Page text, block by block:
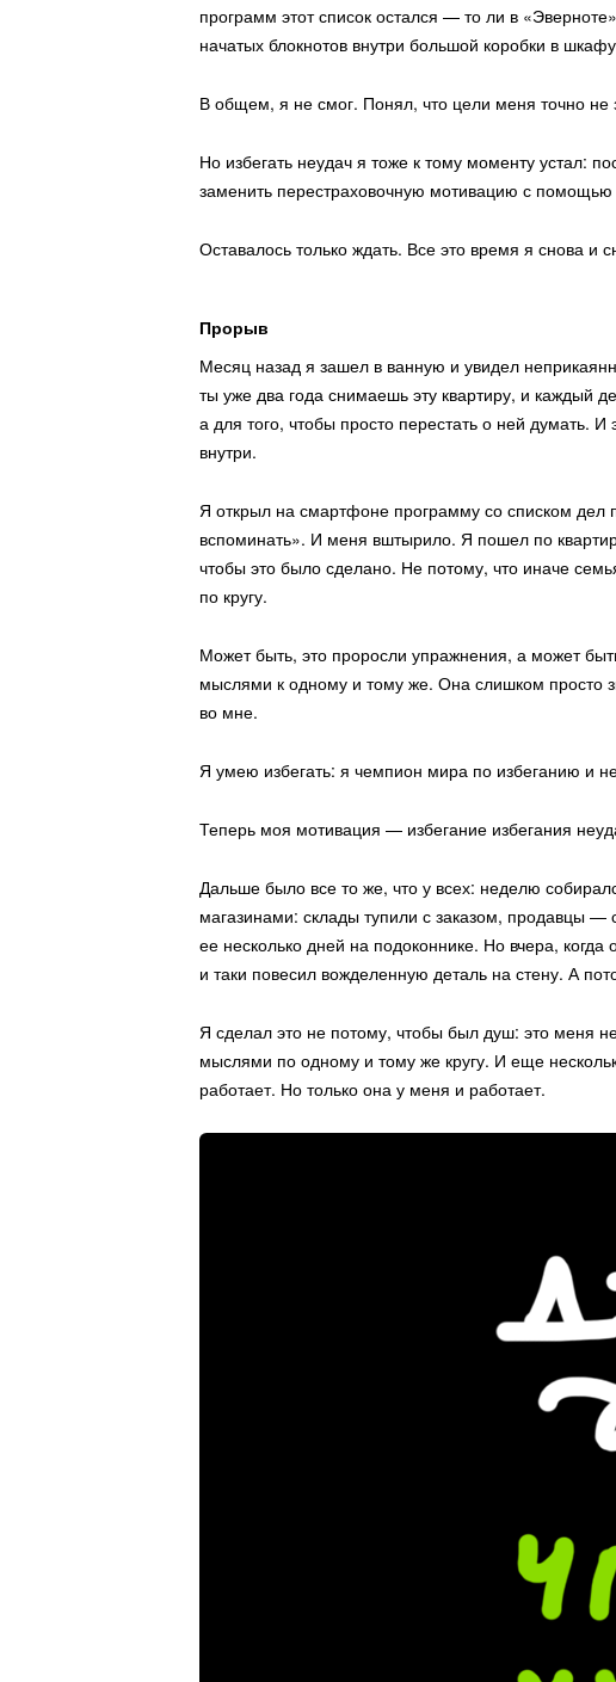
программ этот список остался — то ли в
начатых блокнотов внутри большой коробки в
В общем, я не смог. Понял, что цели меня точно не
Но избегать неудач я тоже к тому моменту устал:
заменить перестраховочную мотивацию с помощью
Оставалось только ждать. Все это время я снова и
Прорыв
Месяц назад я зашел в ванную и увидел
ты уже два года снимаешь эту квартиру, и каждый
а для того, чтобы просто перестать о ней думать.
внутри.
Я открыл на смартфоне программу со списком дел
вспоминать». И меня вштырило. Я пошел по
чтобы это было сделано. Не потому, что иначе
по кругу.
Может быть, это проросли упражнения, а может
мыслями к одному и тому же. Она слишком просто
во мне.
Я умею избегать: я чемпион мира по избеганию и
Теперь моя мотивация — избегание избегания
Дальше было все то же, что у всех: неделю
магазинами: склады тупили с заказом, продавцы —
ее несколько дней на подоконнике. Но вчера,
и таки повесил вожделенную деталь на стену. А
Я сделал это не потому, чтобы был душ: это меня
мыслями по одному и тому же кругу. И еще
работает. Но только она у меня и работает.